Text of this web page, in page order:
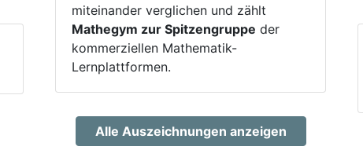
miteinander verglichen und zählt
Mathegym zur Spitzengruppe der
kommerziellen Mathematik-
Lernplattformen.
Alle Auszeichnungen anzeigen